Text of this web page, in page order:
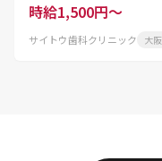
時給1,500円～
サイトウ歯科クリニック 大